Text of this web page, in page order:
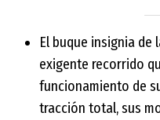
El buque insignia de
exigente recorrido
funcionamiento de
tracción total, sus